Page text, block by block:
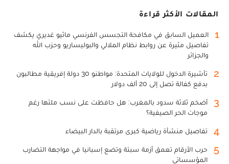
المقالات الأكثر قراءة
1
العميل السابق في مكافحة التجسس الفرنسي ماثيو غديري يكشف
تفاصيل مثيرة عن روابط نظام الملالي والبوليساريو وحزب الله
والجزائر
2
تأشيرة الدخول للولايات المتحدة: مواطنو 30 دولة إفريقية مطالبون
بدفع كفالة تصل إلى 20 ألف دولار
3
أضخم ثلاثة سدود بالمغرب: هل حافظت على نسب ملئها رغم
موجات الحر الصيفية؟
4 تفاصيل منشأة رياضية كبرى مرتقبة بالدار البيضاء
5
حرب الأرقام تعمق أزمة سبتة وتضع إسبانيا في مواجهة التضارب
المؤسساتي